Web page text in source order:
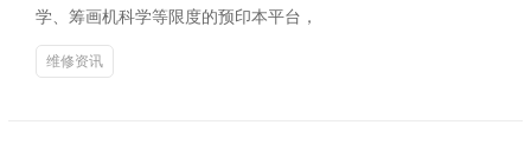
学、筹画机科学等限度的预印本平台，
维修资讯